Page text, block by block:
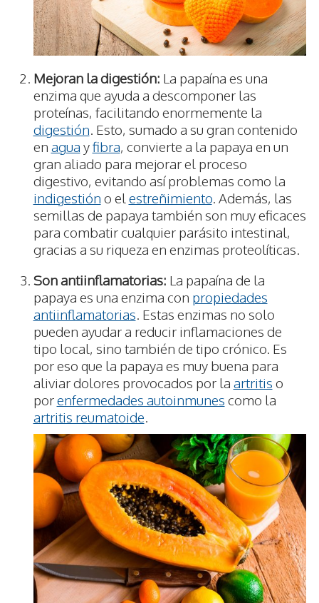
Mejoran la digestión: La papaína es una
enzima que ayuda a descomponer las
proteínas, facilitando enormemente la
digestión . Esto, sumado a su gran contenido
en agua yfibra, convierte a la papaya en un
gran aliado para mejorar el proceso
digestivo, evitando así problemas como la
indigestión o el estreñimiento. Además, las
semillas de papaya también son muy eficaces
para combatir cualquier parásito intestinal,
gracias a su riqueza en enzimas proteolíticas.
Son antiinflamatorias: La papaína de la
papaya es una enzima con propiedades
antiinflamatorias . Estas enzimas no solo
pueden ayudar a reducir inflamaciones de
tipo local, sino también de tipo crónico. Es
por eso que la papaya es muy buena para
aliviar dolores provocados por la artritis o
porenfermedades autoinmunes como la
artritis reumatoide